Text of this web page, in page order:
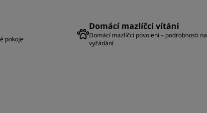
pokoje
Domácí mazlíčci vítáni
Domácí mazlíčci povoleni – podrobnosti na
vyžádání